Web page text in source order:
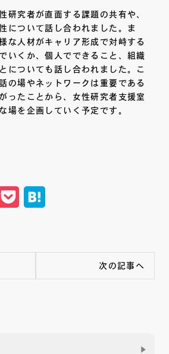
研究者が直面する課題の共有や、
について話し合われました。ま
な人材がキャリア形成で対峙する
いくか、個人でできること、組織
についても話し合われました。こ
の場やネットワークは重要である
ったことから、女性研究者支援室
場を企画していく予定です。
Pocket
次の記事へ